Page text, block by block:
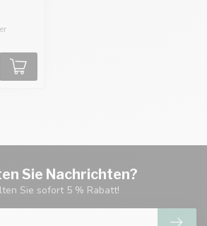
Sie Nachrichten?
Sie sofort 5 % Rabatt!